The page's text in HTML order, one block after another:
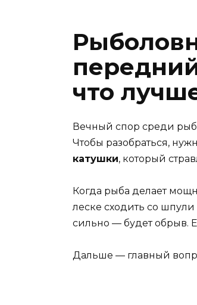
что
Вечный спор среди
Чтобы разобраться,
катушки, который
Когда рыба делает
леске сходить со
сильно — будет обрыв.
Дальше — главный